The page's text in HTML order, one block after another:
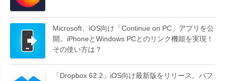
Microsoft、iOS向け「Continue on PC」アプリを公
開。iPhoneとWindows PCとのリンク機能を実現！
その使い方は？
「Dropbox 62.2」iOS向け最新版をリリース。パフ